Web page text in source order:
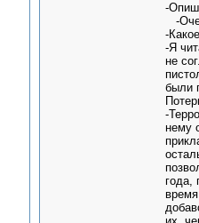
-
-
-
-Я
не
были
-
нему
года,